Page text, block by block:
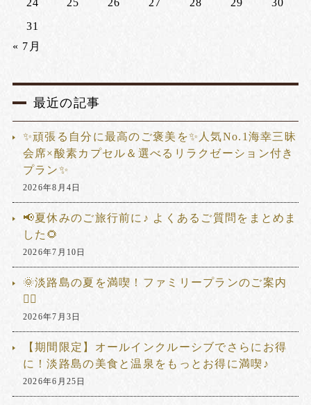
24 25 26 27 28 29
30
31
« 7月
最近の記事
✨頑張る自分に最高のご褒美を✨人気No.1海幸三昧
会席×酸素カプセル＆選べるリラクゼーション付き
プラン✨
2026年8月4日
📢夏休みのご旅行前に♪ よくあるご質問をまとめま
した🌻
2026年7月10日
🌞淡路島の夏を満喫！ファミリープランのご案内
🏊‍♂️
2026年7月3日
【期間限定】オールインクルーシブでさらにお得
に！淡路島の美食と温泉をもっとお得に満喫♪
2026年6月25日